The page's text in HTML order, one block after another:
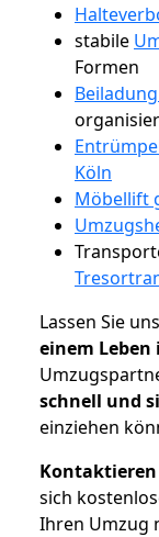
stabile
Formen
Köln
Möbellift
Lassen Sie
einem
schnell und
einziehen
Kontaktieren
sich
Ihren Umzug